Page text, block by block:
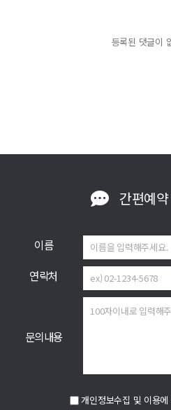
등록된 댓글이
간편예약
이름
연락처
문의내용
개인정보수집 및 이용에